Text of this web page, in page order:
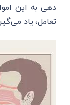
دهی به این
تعامل، یاد